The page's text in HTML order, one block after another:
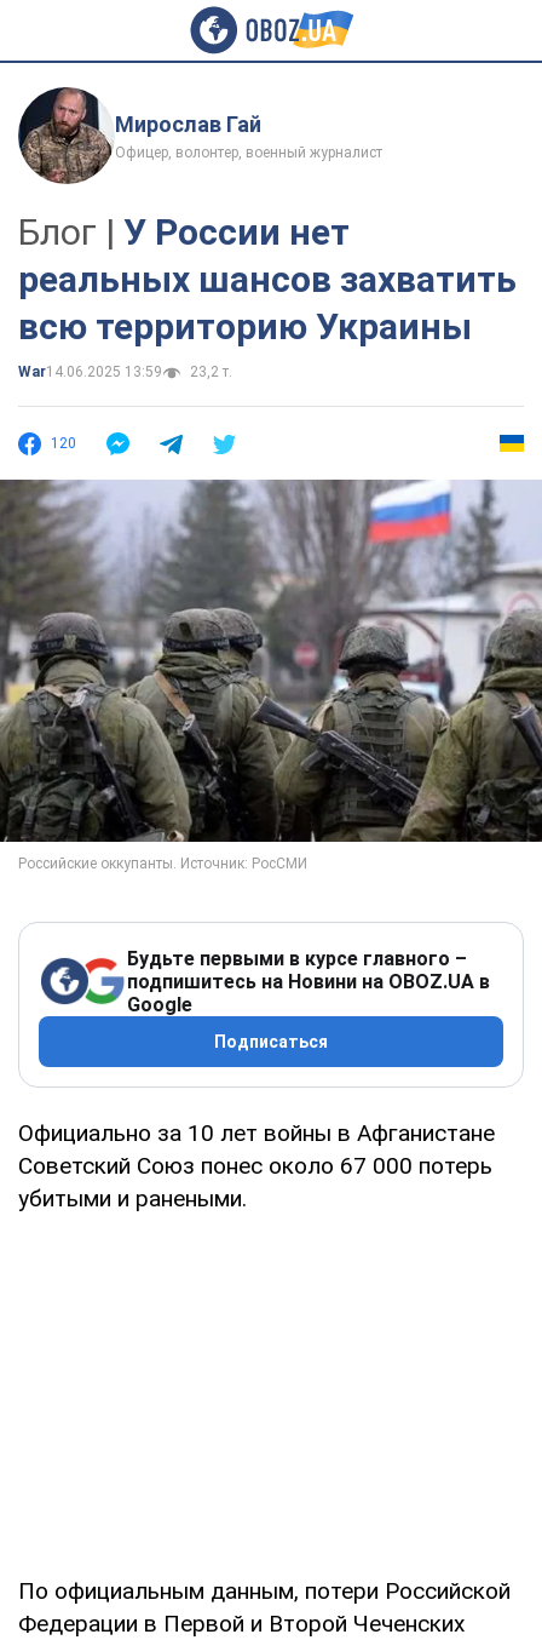
Мирослав Гай
Офицер, волонтер, военный журналист
Блог | У России нет
реальных шансов захватить
всю территорию Украины
War14.06.2025 13:59 23,2 т.
120
Будьте первыми в курсе главного –
подпишитесь на Новини на OBOZ.UA в
Google
Подписаться
Официально за 10 лет войны в Афганистане
Советский Союз понес около 67 000 потерь
убитыми и ранеными.
По официальным данным, потери Российской
Федерации в Первой и Второй Чеченских